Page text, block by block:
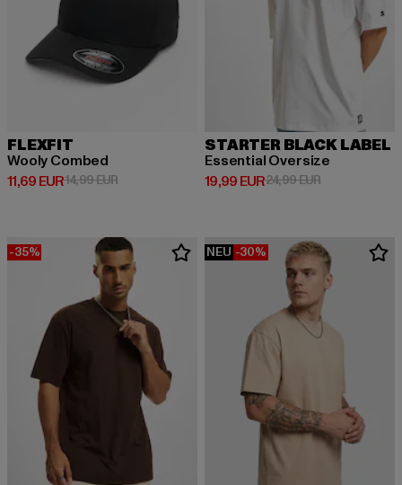
FLEXFIT
Wooly Combed
11,69 EUR
Derzeitiger Preis: 11,69 EUR
14,99 EURAktionspreis: 14,99 EUR
STARTER BLACK LABEL
Essential Oversize
19,99 EUR
Derzeitiger Preis: 19,99 EUR
24,99 EURAktionspreis:
-35% NEU -30%